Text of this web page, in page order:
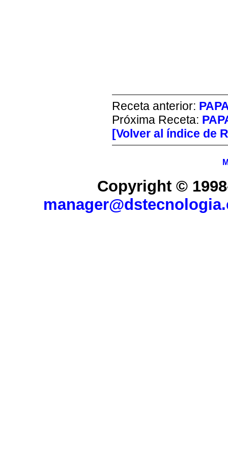
Receta anterior:
Próxima Receta:
[Volver al índice de
Copyright ©